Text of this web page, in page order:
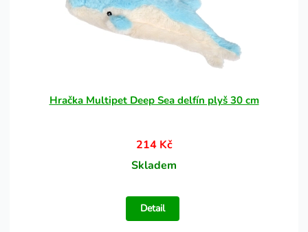
Hračka Multipet Deep Sea delfín plyš 30 cm
214 Kč
Skladem
Detail